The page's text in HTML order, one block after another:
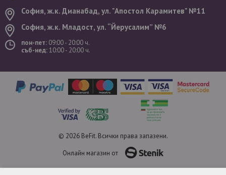
София, ж.к. Дианабад, ул. "Aпостол Карамитев" №11
София, ж.к. Младост, ул. “Йерусалим” №6
пон-пет: 09:00 - 20:00 ч.
съб-нед:10:00 - 20:00 ч.
© 2026 BeFit. Всички права запазени.
Онлайн магазин от